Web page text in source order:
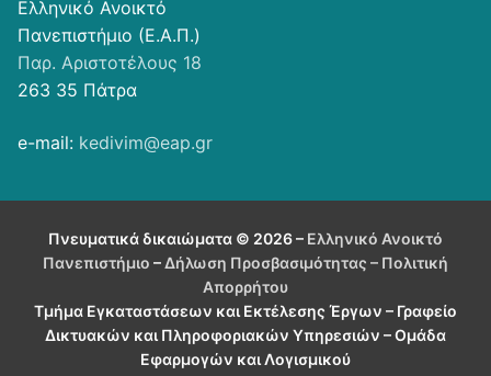
Ελληνικό Ανοικτό
Πανεπιστήμιο (Ε.Α.Π.)
Παρ. Αριστοτέλους 18
263 35 Πάτρα
e-mail: kedivim@eap.gr
Πνευματικά δικαιώματα © 2026 – Ελληνικό Ανοικτό
Πανεπιστήμιο – Δήλωση Προσβασιμότητας – Πολιτική
Απορρήτου
Τμήμα Εγκαταστάσεων και Εκτέλεσης Έργων – Γραφείο
Δικτυακών και Πληροφοριακών Υπηρεσιών – Ομάδα
Εφαρμογών και Λογισμικού